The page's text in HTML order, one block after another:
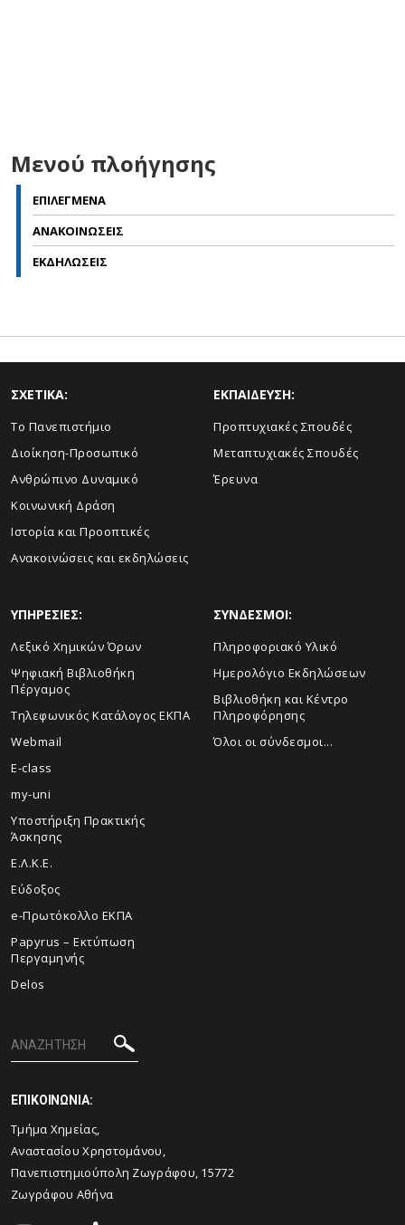
Μενού πλοήγησης
ΕΠΙΛΕΓΜΕΝΑ
ΑΝΑΚΟΙΝΩΣΕΙΣ
ΕΚΔΗΛΩΣΕΙΣ
ΣΧΕΤΙΚΑ:
Το Πανεπιστήμιο
Διοίκηση-Προσωπικό
Ανθρώπινο Δυναμικό
Κοινωνική Δράση
Ιστορία και Προοπτικές
Ανακοινώσεις και εκδηλώσεις
ΕΚΠΑΙΔΕΥΣΗ:
Προπτυχιακές Σπουδές
Μεταπτυχιακές Σπουδές
Έρευνα
ΥΠΗΡΕΣΙΕΣ:
Λεξικό Χημικών Όρων
Ψηφιακή Βιβλιοθήκη
Πέργαμος
Τηλεφωνικός Κατάλογος ΕΚΠΑ
Webmail
E-class
my-uni
Υποστήριξη Πρακτικής
Άσκησης
Ε.Λ.Κ.Ε.
Εύδοξος
e-Πρωτόκολλο ΕΚΠΑ
Papyrus – Εκτύπωση
Περγαμηνής
Delos
ΣΥΝΔΕΣΜΟΙ:
Πληροφοριακό Υλικό
Ημερολόγιο Εκδηλώσεων
Βιβλιοθήκη και Κέντρο
Πληροφόρησης
Όλοι οι σύνδεσμοι...
ΕΠΙΚΟΙΝΩΝΙΑ:
Τμήμα Χημείας,
Αναστασίου Χρηστομάνου,
Πανεπιστημιούπολη Ζωγράφου, 15772
Ζωγράφου Αθήνα